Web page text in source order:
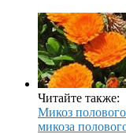
Читайте также:
Микоз
микоза